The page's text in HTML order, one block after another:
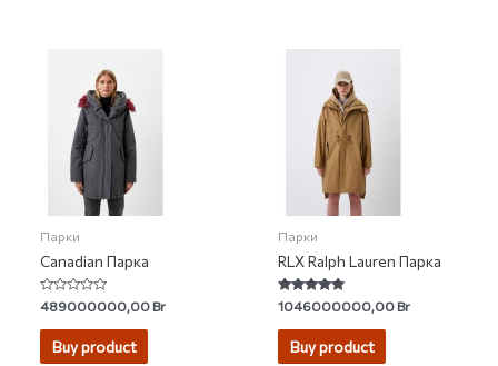
Парки
Canadian Парка
Rated
0
out
489000000,00Br
Buy product
Парки
RLX Ralph Lauren Парка
Rated
4.75
out of 5
1046000000,00Br
Buy product